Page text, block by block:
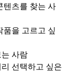
텐츠를 찾는 사
품을 고르고 싶
사람
선택하고 싶은